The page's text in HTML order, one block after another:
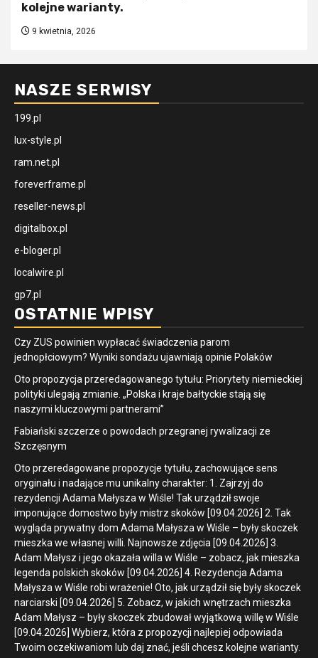
kolejne warianty.
9 kwietnia, 2026
NASZE SERWISY
199.pl
lux-style.pl
ram.net.pl
foreverframe.pl
reseller-news.pl
digitalbox.pl
e-bloger.pl
localwire.pl
gp7.pl
OSTATNIE WPISY
Czy ZUS powinien wypłacać świadczenia parom
jednopłciowym? Wyniki sondażu ujawniają opinie Polaków
Oto propozycja przeredagowanego tytułu: Priorytety niemieckiej
polityki ulegają zmianie. „Polska i kraje bałtyckie stają się
naszymi kluczowymi partnerami”
Fabiański szczerze o powodach przegranej rywalizacji ze
Szczęsnym
Oto przeredagowane propozycje tytułu, zachowujące sens
oryginału i nadające mu unikalny charakter: 1. Zajrzyj do
rezydencji Adama Małysza w Wiśle! Tak urządził swoje
imponujące domostwo były mistrz skoków [09.04.2026] 2. Tak
wygląda prywatny dom Adama Małysza w Wiśle – były skoczek
mieszka we własnej willi. Najnowsze zdjęcia [09.04.2026] 3.
Adam Małysz i jego okazała willa w Wiśle – zobacz, jak mieszka
legenda polskich skoków [09.04.2026] 4. Rezydencja Adama
Małysza w Wiśle robi wrażenie! Oto, jak urządził się były skoczek
narciarski [09.04.2026] 5. Zobacz, w jakich wnętrzach mieszka
Adam Małysz – były skoczek zbudował wyjątkową willę w Wiśle
[09.04.2026] Wybierz, która z propozycji najlepiej odpowiada
Twoim oczekiwaniom lub daj znać, jeśli chcesz kolejne warianty.